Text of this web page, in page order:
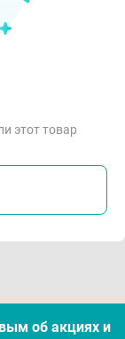
этот товар
об акцияx и